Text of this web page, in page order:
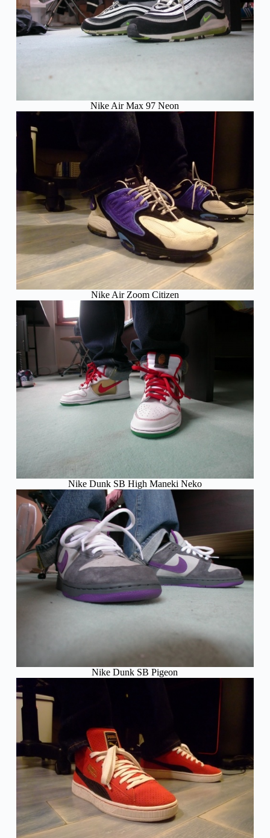
Nike Air Max 97 Neon
Nike Air Zoom Citizen
Nike Dunk SB High Maneki Neko
Nike Dunk SB Pigeon